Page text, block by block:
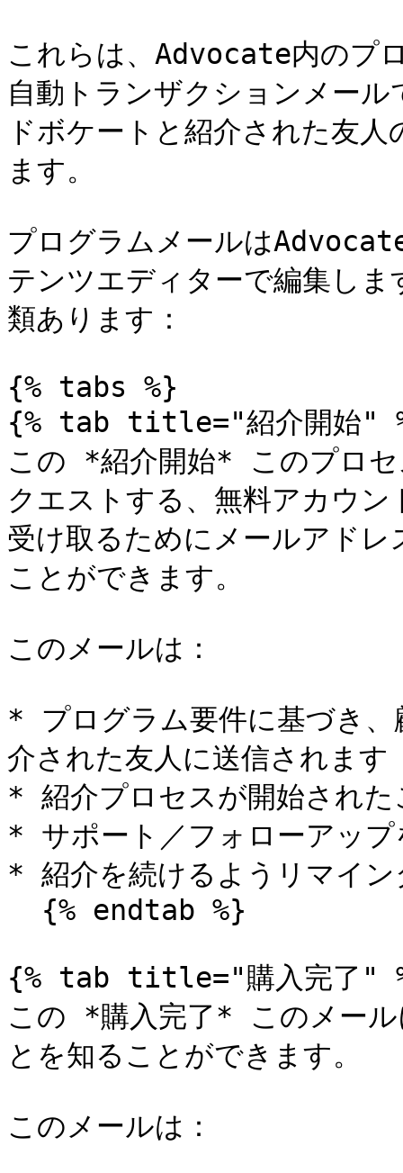
これらは、Advocate内のプ
自動トランザクションメー
ドボケートと紹介された友
ます。
プログラムメールは
テンツエディターで編集し
類あります：
{% tabs %}
{% tab title="紹介開始"
この *紹介開始* このプロセ
クエストする、無料アカウ
受け取るためにメールアド
ことができます。
このメールは：
* プログラム要件に基づき、
介された友人に送信されます
* 紹介プロセスが開始された
* サポート／フォローアップ
* 紹介を続けるようリマイン
{% tab title="購入完了"
この *購入完了* このメール
とを知ることができます。
このメールは：